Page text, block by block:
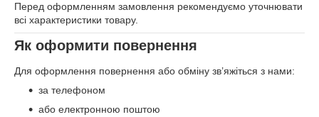
Перед оформленням замовлення рекомендуємо уточнювати
всі характеристики товару.
Як оформити повернення
Для оформлення повернення або обміну зв’яжіться з нами:
за телефоном
або електронною поштою